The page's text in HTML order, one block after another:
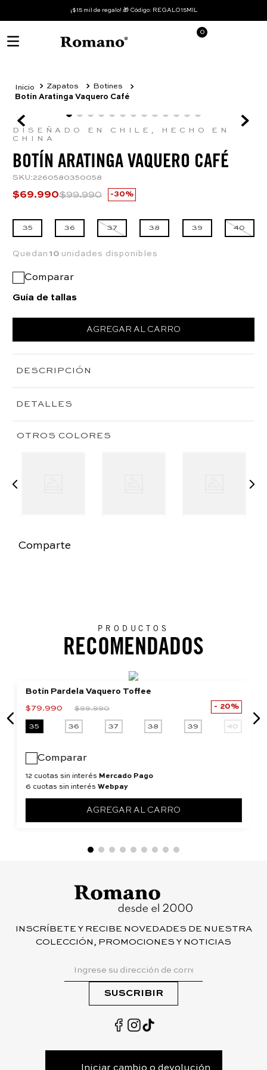
¡$15 mil de regalo! 🎁 Código: REGALO15MIL
0
Zapatos
Botines
Botín Aratinga Vaquero Café
DISEÑADO EN CHILE, HECHO EN
CHINA
BOTÍN ARATINGA VAQUERO CAFÉ
SKU:2260580350058
$69.990$99.990 30%
35 36 37 38 39 40
Quedan 10 unidades disponibles
Comparar
Guía de tallas
AGREGAR AL CARRO
DESCRIPCIÓN
DETALLES
OTROS COLORES
Comparte
PRODUCTOS
RECOMENDADOS
Botín Pardela Vaquero Toffee
$79.990 $99.990 20%
35 36 37 38 39 40
Comparar
12 cuotas sin interés Mercado Pago
6 cuotas sin interés Webpay
AGREGAR AL CARRO
INSCRÍBETE Y RECIBE NOVEDADES DE NUESTRA
COLECCIÓN, PROMOCIONES Y NOTICIAS
SUSCRIBIR